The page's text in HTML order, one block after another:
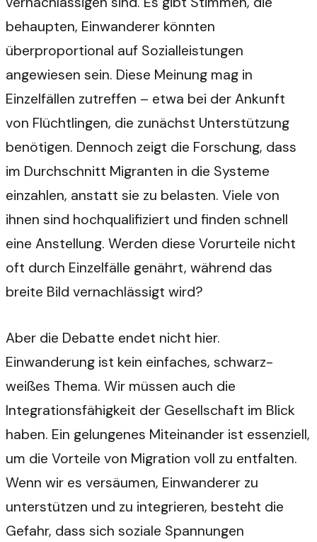
behaupten, Einwanderer könnten
überproportional auf Sozialleistungen
angewiesen sein. Diese Meinung mag in
Einzelfällen zutreffen – etwa bei der Ankunft
von Flüchtlingen, die zunächst Unterstützung
benötigen. Dennoch zeigt die Forschung, dass
im Durchschnitt Migranten in die Systeme
einzahlen, anstatt sie zu belasten. Viele von
ihnen sind hochqualifiziert und finden schnell
eine Anstellung. Werden diese Vorurteile nicht
oft durch Einzelfälle genährt, während das
breite Bild vernachlässigt wird?
Aber die Debatte endet nicht hier.
Einwanderung ist kein einfaches, schwarz-
weißes Thema. Wir müssen auch die
Integrationsfähigkeit der Gesellschaft im Blick
haben. Ein gelungenes Miteinander ist essenziell,
um die Vorteile von Migration voll zu entfalten.
Wenn wir es versäumen, Einwanderer zu
unterstützen und zu integrieren, besteht die
Gefahr, dass sich soziale Spannungen